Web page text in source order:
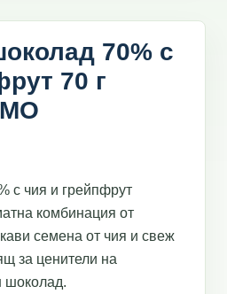
70% с
70 г
с чия и грейпфрут
комбинация от
семена от чия и свеж
за ценители на
шоколад.